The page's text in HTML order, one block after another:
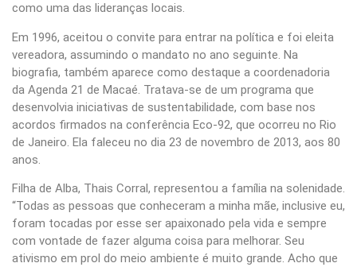
como uma das lideranças locais.
Em 1996, aceitou o convite para entrar na política e foi eleita
vereadora, assumindo o mandato no ano seguinte. Na
biografia, também aparece como destaque a coordenadoria
da Agenda 21 de Macaé. Tratava-se de um programa que
desenvolvia iniciativas de sustentabilidade, com base nos
acordos firmados na conferência Eco-92, que ocorreu no Rio
de Janeiro. Ela faleceu no dia 23 de novembro de 2013, aos 80
anos.
Filha de Alba, Thais Corral, representou a família na solenidade.
“Todas as pessoas que conheceram a minha mãe, inclusive eu,
foram tocadas por esse ser apaixonado pela vida e sempre
com vontade de fazer alguma coisa para melhorar. Seu
ativismo em prol do meio ambiente é muito grande. Acho que